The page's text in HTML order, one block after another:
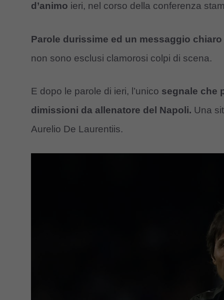
d’animo ieri, nel corso della conferenza
Parole durissime ed un messaggio chiaro
non sono esclusi clamorosi colpi di scena.
E dopo le parole di ieri, l’unico segnale che
dimissioni da allenatore del Napoli. Una
Aurelio De Laurentiis.